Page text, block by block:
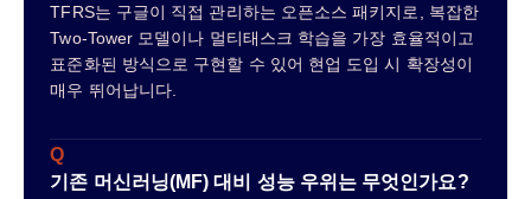
TFRS는 구글이 직접 관리하는 오픈소스 패키지로, 복잡한
Two-Tower 모델이나 멀티태스크 학습을 가장 효율적이고
표준화된 방식으로 구현할 수 있어 현업 도입 시 확장성이
매우 뛰어납니다.
Q
기존 머신러닝(MF) 대비 성능 우위는 무엇인가요?